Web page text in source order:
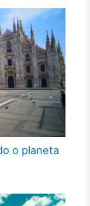
o planeta